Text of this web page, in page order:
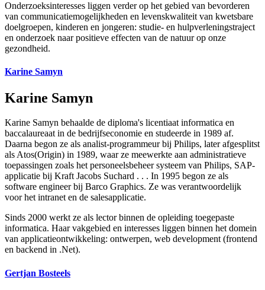
Onderzoeksinteresses liggen verder op het gebied van bevorderen
van communicatiemogelijkheden en levenskwaliteit van kwetsbare
doelgroepen, kinderen en jongeren: studie- en hulpverleningstraject
en onderzoek naar positieve effecten van de natuur op onze
gezondheid.
Karine Samyn
Karine Samyn
Karine Samyn behaalde de diploma's licentiaat informatica en
baccalaureaat in de bedrijfseconomie en studeerde in 1989 af.
Daarna begon ze als analist-programmeur bij Philips, later afgesplitst
als Atos(Origin) in 1989, waar ze meewerkte aan administratieve
toepassingen zoals het personeelsbeheer systeem van Philips, SAP-
applicatie bij Kraft Jacobs Suchard . . . In 1995 begon ze als
software engineer bij Barco Graphics. Ze was verantwoordelijk
voor het intranet en de salesapplicatie.
Sinds 2000 werkt ze als lector binnen de opleiding toegepaste
informatica. Haar vakgebied en interesses liggen binnen het domein
van applicatieontwikkeling: ontwerpen, web development (frontend
en backend in .Net).
Gertjan Bosteels